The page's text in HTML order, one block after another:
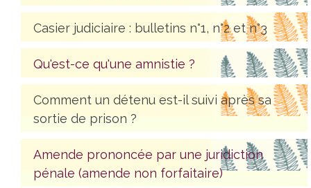
Casier judiciaire : bulletins n°1, n°2 et n°3
Qu'est-ce qu'une amnistie ?
Comment un détenu est-il suivi après sa
sortie de prison ?
Amende prononcée par une juridiction
pénale (amende non forfaitaire)